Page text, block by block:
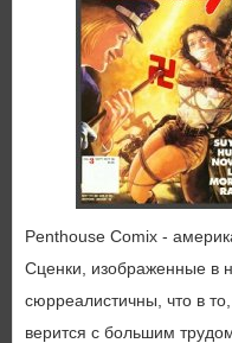
Penthouse Comix -
Сценки, изображенные в
сюрреалистичны, что в
верится с большим